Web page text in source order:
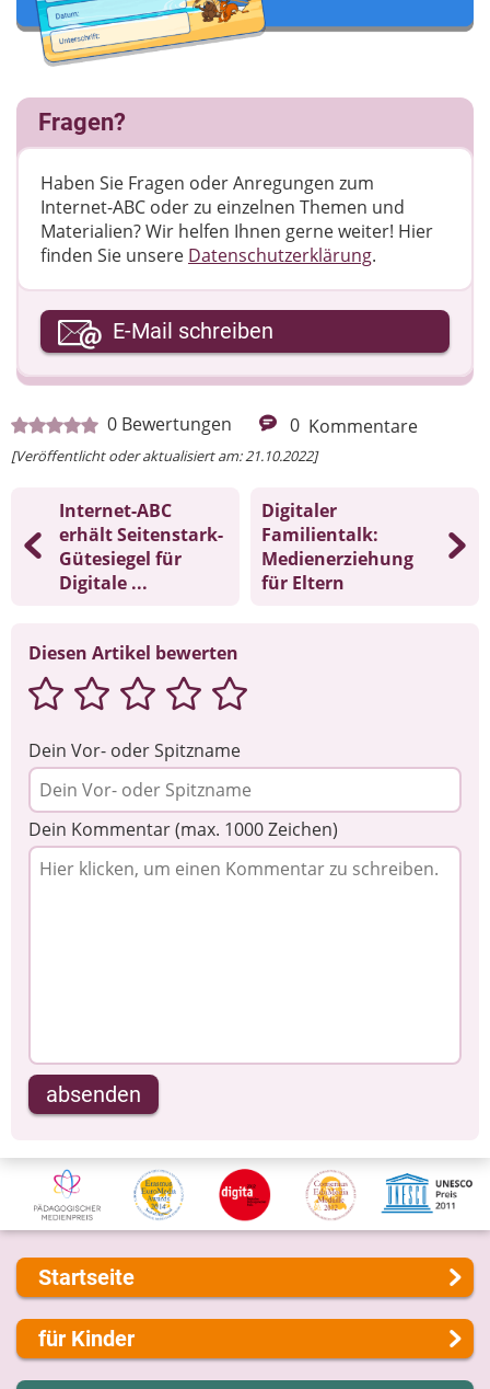
0 Bewertungen 0 Kommentare
[Veröffentlicht oder aktualisiert am: 21.10.2022]
Internet-ABC
erhält Seitenstark-
Gütesiegel für
Digitale ...
Digitaler
Familientalk:
Medienerziehung
für Eltern
Diesen Artikel bewerten
Dein Vor- oder Spitzname
Dein Kommentar (max. 1000 Zeichen)
absenden
Fragen?
Haben Sie Fragen oder Anregungen zum
Internet-ABC oder zu einzelnen Themen und
Materialien? Wir helfen Ihnen gerne weiter! ​Hier
finden Sie unsere Datenschutzerklärung.
Ihre E-Mail-Adresse
Ihre Nachricht
E-Mail schreiben
Startseite
Über uns
Presse
für Kinder